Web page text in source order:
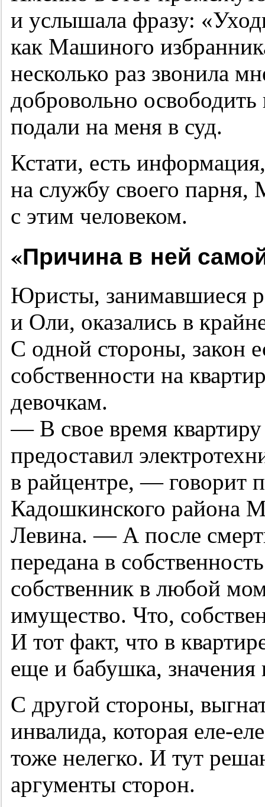
и услышала фразу:
как Машиного
несколько раз звонила
добровольно
подали на меня в суд.
Кстати, есть
на службу своего парня,
с этим человеком.
«Причина в ней
Юристы, занимавшиеся
и Оли, оказались в
С одной стороны, закон
собственности на
девочкам.
— В свое время
предоставил
в райцентре, — говорит
Кадошкинского района
Левина. — А после
передана в
собственник в любой
имущество. Что,
И тот факт, что в
еще и бабушка, значения
С другой стороны,
инвалида, которая еле-
тоже нелегко. И тут
аргументы сторон.